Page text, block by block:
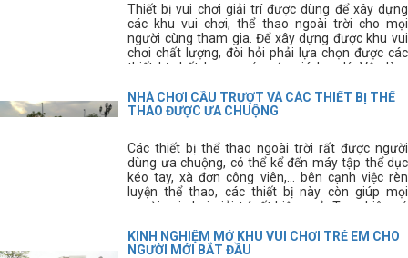
Thiết bị vui chơi giải trí được dùng để xây dựng
các khu vui chơi, thể thao ngoài trời cho mọi
người cùng tham gia. Để xây dựng được khu vui
chơi chất lượng, đòi hỏi phải lựa chọn được các
thiết bị chất lượng, có mức giá hợp lý. Vậy làm
thiết bị vui chơi chất lượng, giá rẻ đây?
NHÀ CHƠI CẦU TRƯỢT VÀ CÁC THIẾT BỊ THỂ
THAO ĐƯỢC ƯA CHUỘNG
Các thiết bị thể thao ngoài trời rất được người
dùng ưa chuộng, có thể kể đến máy tập thể dục
kéo tay, xà đơn công viên,... bên cạnh việc rèn
luyện thể thao, các thiết bị này còn giúp mọi
người vui chơi giải trí rất hiệu quả. Tuy nhiên có
bị này, hãy cùng tìm hiểu kĩ hơn về các thiết bị thể
thao thông dụng này.
KINH NGHIỆM MỞ KHU VUI CHƠI TRẺ EM CHO
NGƯỜI MỚI BẮT ĐẦU